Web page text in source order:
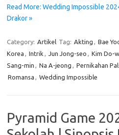
Read More: Wedding Impossible
Drakor »
Category: Artikel Tag: Akting , Bae
Korea , Intrik , Jun Jong-seo , Kim Do-
Sang-min , Na A-jeong , Pernikahan
Romansa , Wedding Impossible
Pyramid Game